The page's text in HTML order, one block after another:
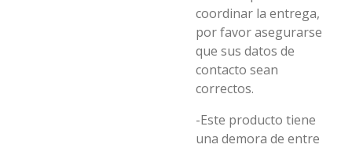
coordinar la entrega,
por favor asegurarse
que sus datos de
contacto sean
correctos.
-Este producto tiene
una demora de entre